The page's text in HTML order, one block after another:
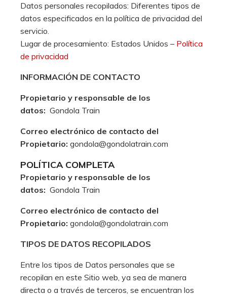
Datos personales recopilados: Diferentes tipos de
datos especificados en la política de privacidad del
servicio.
Lugar de procesamiento: Estados Unidos – Política
de privacidad
INFORMACIÓN DE CONTACTO
Propietario y responsable de los
datos: Gondola Train
Correo electrónico de contacto del
Propietario: gondola@gondolatrain.com
POLÍTICA COMPLETA
Propietario y responsable de los
datos: Gondola Train
Correo electrónico de contacto del
Propietario: gondola@gondolatrain.com
TIPOS DE DATOS RECOPILADOS
Entre los tipos de Datos personales que se
recopilan en este Sitio web, ya sea de manera
directa o a través de terceros, se encuentran los